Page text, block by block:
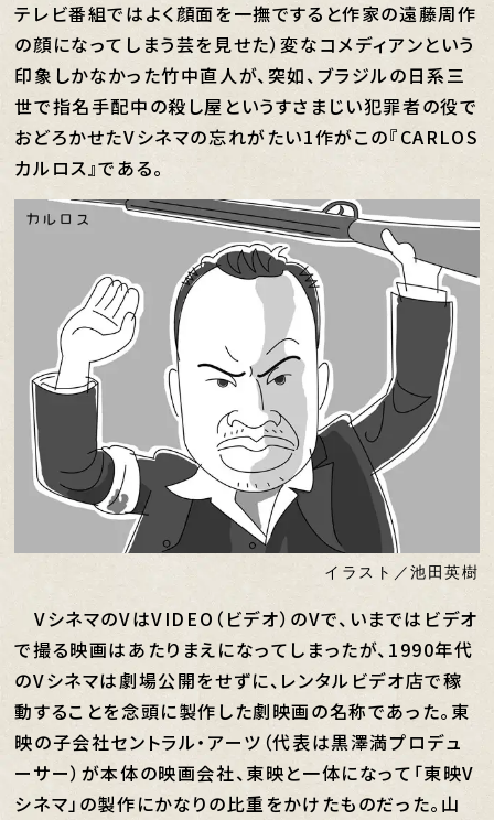
テレビ番組ではよく顔面を一撫ですると作家の遠藤周作
の顔になってしまう芸を見せた）変なコメディアンという
印象しかなかった竹中直人が、突如、ブラジルの日系三
世で指名手配中の殺し屋というすさまじい犯罪者の役で
おどろかせたVシネマの忘れがたい1作がこの『CARLOS
カルロス』である。
イラスト／池田英樹
VシネマのVはVIDEO（ビデオ）のVで、いまではビデオ
で撮る映画はあたりまえになってしまったが、1990年代
のVシネマは劇場公開をせずに、レンタルビデオ店で稼
動することを念頭に製作した劇映画の名称であった。東
映の子会社セントラル・アーツ（代表は黒澤満プロデュ
ーサー）が本体の映画会社、東映と一体になって「東映V
シネマ」の製作にかなりの比重をかけたものだった。山